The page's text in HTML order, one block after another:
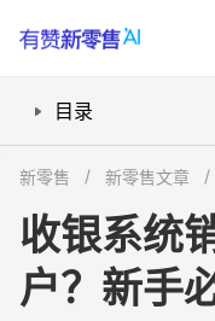
目录
利用线上渠道批量获
行业会议/展会与合
新零售 新零售文章
收银系统
户？新手